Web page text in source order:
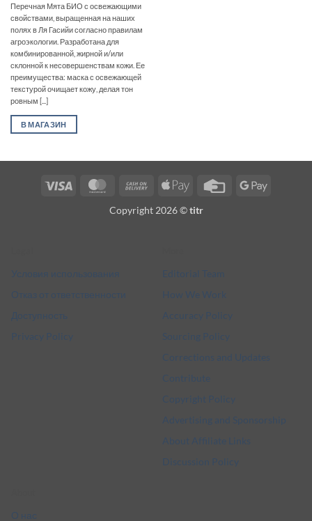
Перечная Мята БИО с освежающими
свойствами, выращенная на наших
полях в Ля Гасийи согласно правилам
агроэкологии. Разработана для
комбинированной, жирной и/или
склонной к несовершенствам кожи. Ее
преимущества: маска с освежающей
текстурой очищает кожу, делая тон
ровным [...]
В МАГАЗИН
Visa MasterCardCash
Delivery
Apple
Credit
Google
Copyright 2026 ©titr
Условия использования
Отказ от ответственности
Доступность
Privacy Policy
Editorial Team
How We Work
Accuracy Policy
Sourcing Policy
Corrections and Updates
Contribute
Copyright Policy
Advertising and Sponsorship
About Affiliate Links
Discussion Policy
О нас